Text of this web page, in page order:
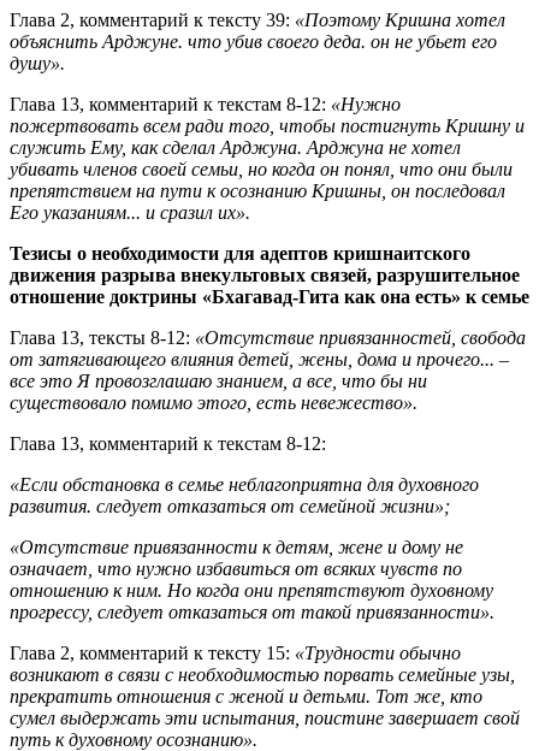
Глава 2, комментарий к тексту 39: «Поэтому Кришна хотел
объяснить Арджуне. что убив своего деда. он не убьет его
душу».
Глава 13, комментарий к текстам 8-12: «Нужно
пожертвовать всем ради того, чтобы постигнуть Кришну и
служить Ему, как сделал Арджуна. Арджуна не хотел
убивать членов своей семьи, но когда он понял, что они были
препятствием на пути к осознанию Кришны, он последовал
Его указаниям... и сразил их».
Тезисы о необходимости для адептов кришнаитского
движения разрыва внекультовых связей, разрушительное
отношение доктрины «Бхагавад-Гита как она есть» к семье
Глава 13, тексты 8-12: «Отсутствие привязанностей, свобода
от затягивающего влияния детей, жены, дома и прочего... –
все это Я провозглашаю знанием, а все, что бы ни
существовало помимо этого, есть невежество».
Глава 13, комментарий к текстам 8-12:
«Если обстановка в семье неблагоприятна для духовного
развития. следует отказаться от семейной жизни»;
«Отсутствие привязанности к детям, жене и дому не
означает, что нужно избавиться от всяких чувств по
отношению к ним. Но когда они препятствуют духовному
прогрессу, следует отказаться от такой привязанности».
Глава 2, комментарий к тексту 15: «Трудности обычно
возникают в связи с необходимостью порвать семейные узы,
прекратить отношения с женой и детьми. Тот же, кто
сумел выдержать эти испытания, поистине завершает свой
путь к духовному осознанию».